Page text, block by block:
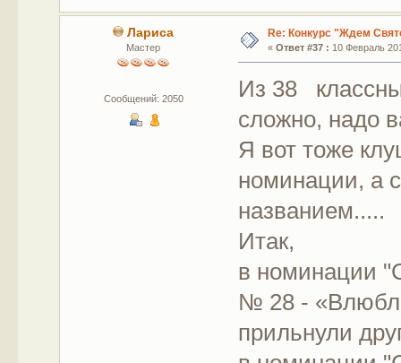
Лариса
Мастер
Сообщений: 2050
Re: Конкурс "Ждем
« Ответ #37 : 10 Февраль
Из 38
сложно, надо
Я вот тоже
номинации, а
названием.....
Итак,
в номинации
№ 28 -
прильнули